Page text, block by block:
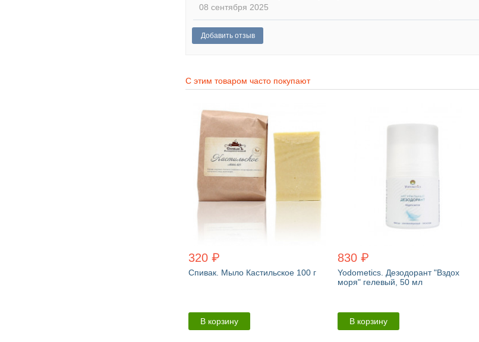
08 сентября 2025
С этим товаром часто покупают
320 ₽
Спивак. Мыло Кастильское 100 г
В корзину
830 ₽
Yodometics. Дезодорант "Вздох
моря" гелевый, 50 мл
В корзину